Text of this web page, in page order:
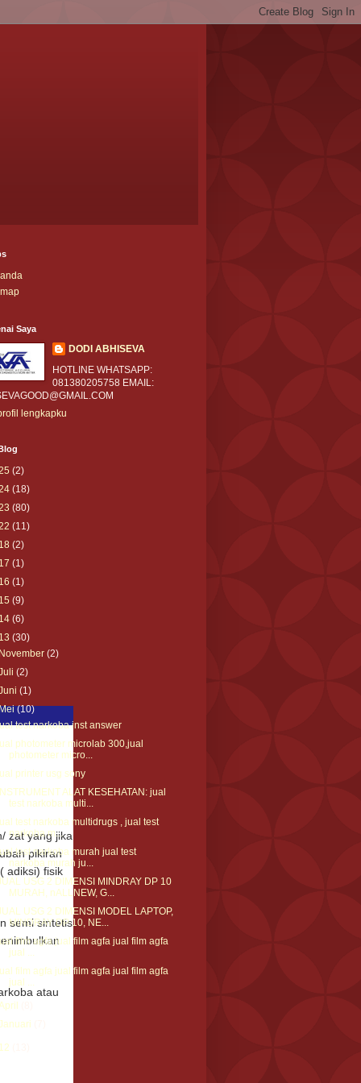
zat yang jika
pikiran
adiksi) fisik
semi sintetis
atau
Saya
DODI ABHISEVA
HOTLINE WHATSAPP:
081380205758 EMAIL:
lengkapku
(2)
(18)
(80)
(11)
(2)
(1)
(1)
(9)
(6)
(30)
November(2)
(2)
(1)
(10)
test narkoba inst answer
photometer microlab 300,jual
photometer micro...
printer usg sony
INSTRUMENT ALAT KESEHATAN: jual
test narkoba multi...
test narkoba multidrugs , jual test
narkoba m...
test narkoba murah jual test
narkoba murah ju...
USG 2 DIMENSI MINDRAY DP 10
MURAH, nALLNEW, G...
USG 2 DIMENSI MODEL LAPTOP,
MINDRAY DP 10, NE...
film agfa jual film agfa jual film agfa
jual ...
film agfa jual film agfa jual film agfa
jual ...